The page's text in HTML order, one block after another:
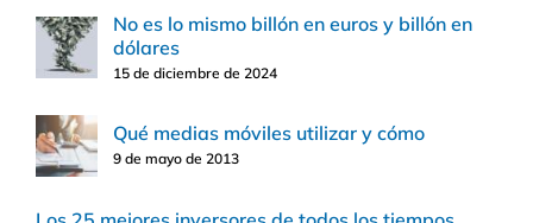
No es lo mismo billón en euros y billón en
dólares
15 de diciembre de 2024
Qué medias móviles utilizar y cómo
9 de mayo de 2013